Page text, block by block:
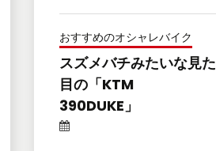
おすすめのオシャレバイク
スズメバチみたいな見た
目の「KTM
390DUKE」